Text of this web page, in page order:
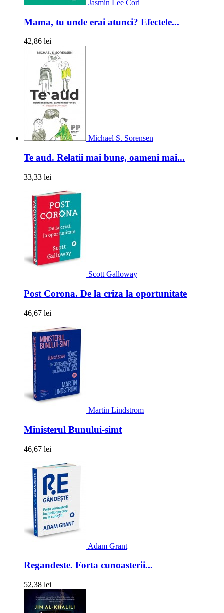
Jasmin Lee Cori
Mama, tu unde erai atunci? Efectele...
42,86 lei
Michael S. Sorensen
Te aud. Relatii mai bune, oameni mai...
33,33 lei
Scott Galloway
Post Corona. De la criza la oportunitate
46,67 lei
Martin Lindstrom
Ministerul Bunului-simt
46,67 lei
Adam Grant
Regandeste. Forta cunoasterii...
52,38 lei